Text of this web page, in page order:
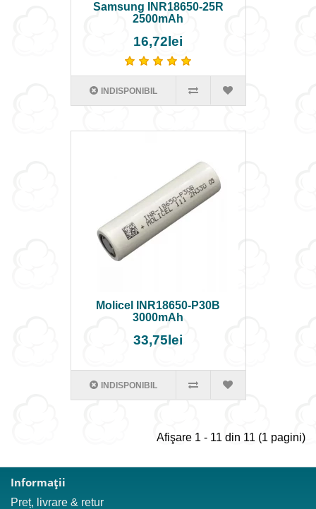
Samsung INR18650-25R
2500mAh
16,72lei
INDISPONIBIL
Molicel INR18650-P30B
3000mAh
33,75lei
INDISPONIBIL
Afişare 1 - 11 din 11 (1 pagini)
Informaţii
Preț, livrare & retur